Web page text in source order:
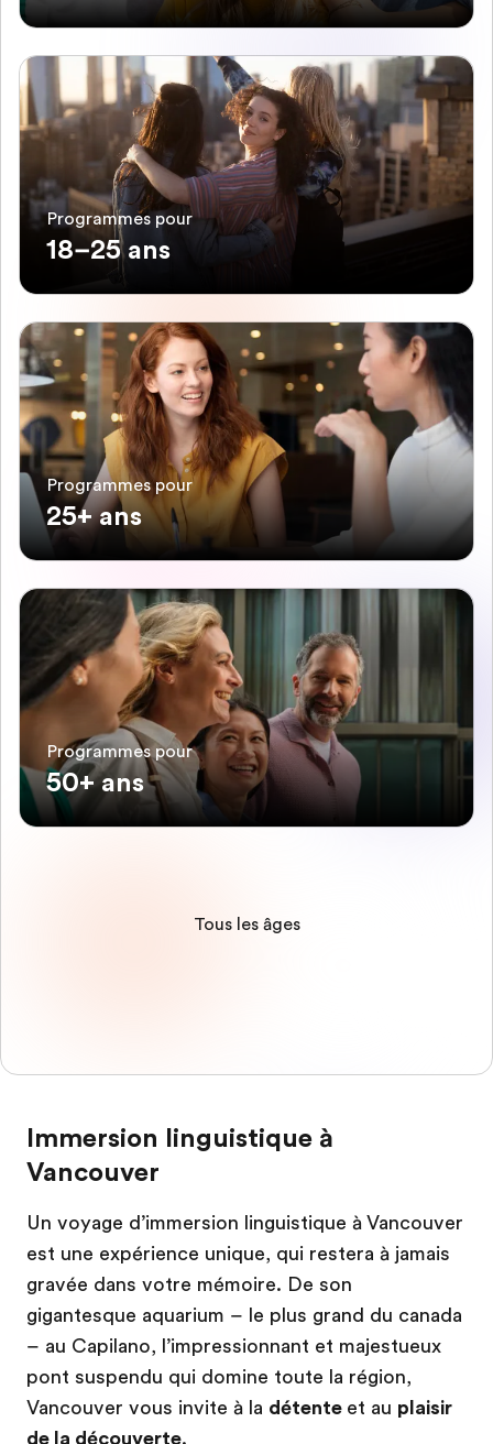
Programmes pour
18–25 ans
Programmes pour
25+ ans
Programmes pour
50+ ans
Tous les âges
Immersion linguistique à
Vancouver
Un voyage d’immersion linguistique à Vancouver
est une expérience unique, qui restera à jamais
gravée dans votre mémoire. De son
gigantesque aquarium – le plus grand du canada
– au Capilano, l’impressionnant et majestueux
pont suspendu qui domine toute la région,
Vancouver vous invite à la détente et au plaisir
de la découverte.